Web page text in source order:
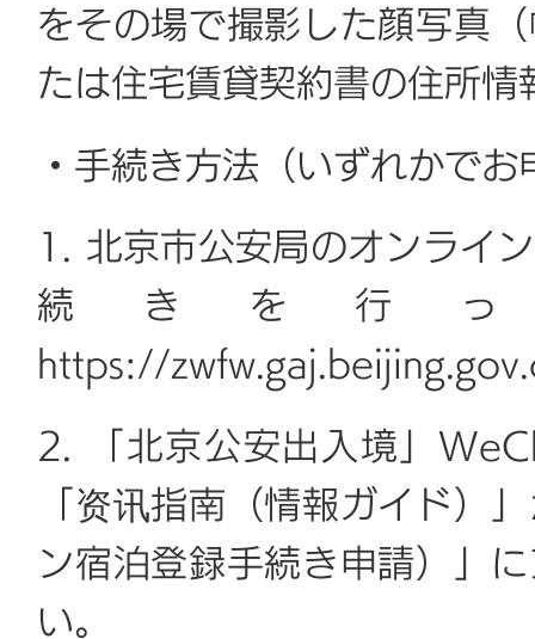
をその場で撮影した顔写真
たは住宅賃貸契約書の住所情
・手続き方法（いずれかで
1. 北京市公安局のオンライ
続きを行
https://
2. 「北京公安出入境」
「资讯指南（情報ガイド）
ン宿泊登録手続き申請）」
い。